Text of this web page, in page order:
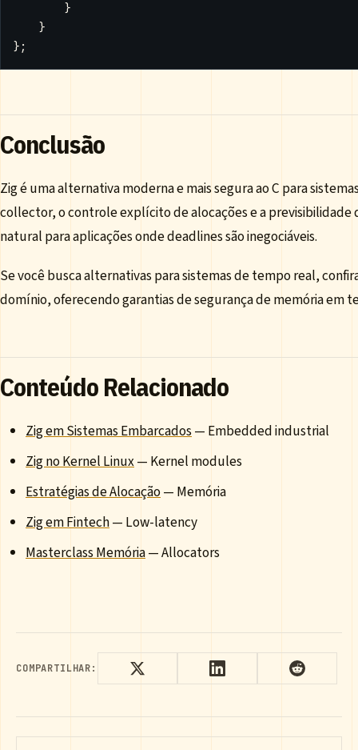
}
}
};
Conclusão
Zig é uma alternativa moderna e mais segura ao C para
collector, o controle explícito de alocações e a previsibilidade
natural para aplicações onde deadlines são inegociáveis.
Se você busca alternativas para sistemas de tempo real,
domínio, oferecendo garantias de segurança de memória em
Conteúdo Relacionado
Zig em Sistemas Embarcados— Embedded industrial
Zig no Kernel Linux— Kernel modules
Estratégias de Alocação— Memória
Zig em Fintech— Low-latency
Masterclass Memória— Allocators
COMPARTILHAR: